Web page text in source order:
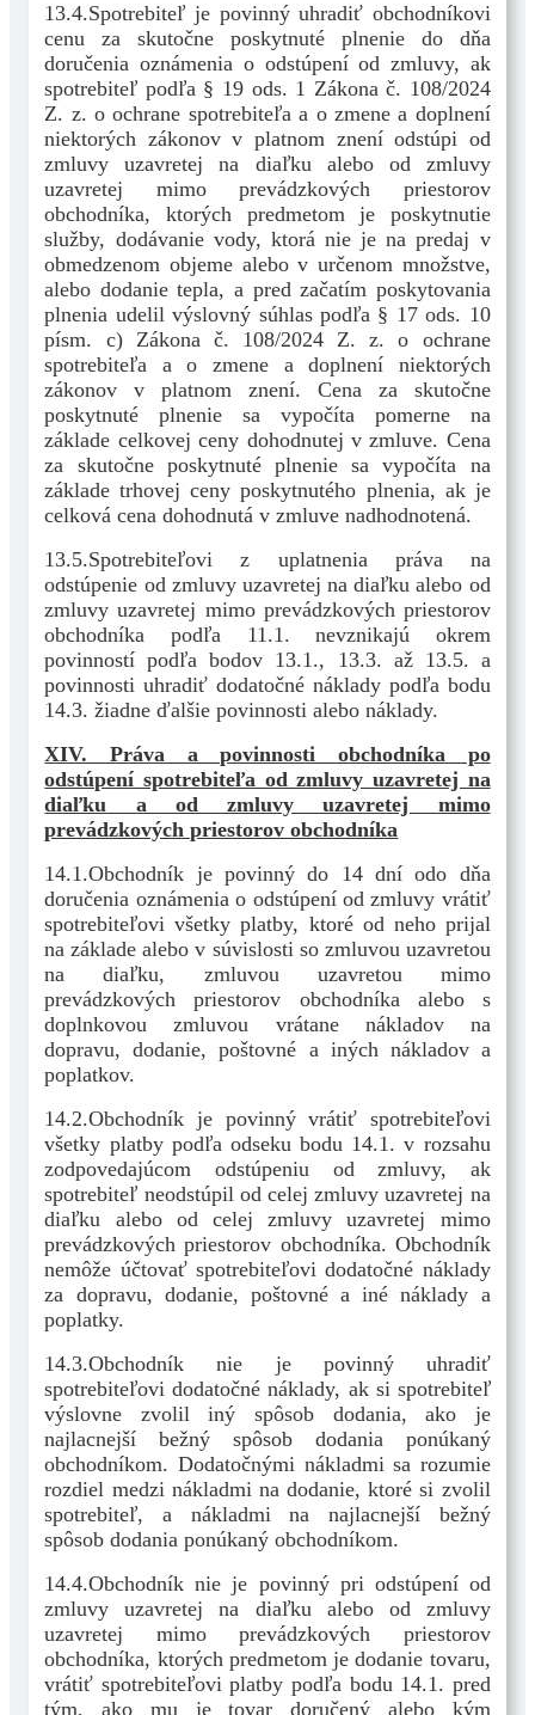
13.4.Spotrebiteľ je povinný uhradiť obchodníkovi
cenu za skutočne poskytnuté plnenie do dňa
doručenia oznámenia o odstúpení od zmluvy, ak
spotrebiteľ podľa § 19 ods. 1 Zákona č. 108/2024
Z. z. o ochrane spotrebiteľa a o zmene a doplnení
niektorých zákonov v platnom znení odstúpi od
zmluvy uzavretej na diaľku alebo od zmluvy
uzavretej mimo prevádzkových priestorov
obchodníka, ktorých predmetom je poskytnutie
služby, dodávanie vody, ktorá nie je na predaj v
obmedzenom objeme alebo v určenom množstve,
alebo dodanie tepla, a pred začatím poskytovania
plnenia udelil výslovný súhlas podľa § 17 ods. 10
písm. c) Zákona č. 108/2024 Z. z. o ochrane
spotrebiteľa a o zmene a doplnení niektorých
zákonov v platnom znení. Cena za skutočne
poskytnuté plnenie sa vypočíta pomerne na
základe celkovej ceny dohodnutej v zmluve. Cena
za skutočne poskytnuté plnenie sa vypočíta na
základe trhovej ceny poskytnutého plnenia, ak je
celková cena dohodnutá v zmluve nadhodnotená.
13.5.Spotrebiteľovi z uplatnenia práva na
odstúpenie od zmluvy uzavretej na diaľku alebo od
zmluvy uzavretej mimo prevádzkových priestorov
obchodníka podľa 11.1. nevznikajú okrem
povinností podľa bodov 13.1., 13.3. až 13.5. a
povinnosti uhradiť dodatočné náklady podľa bodu
14.3. žiadne ďalšie povinnosti alebo náklady.
XIV. Práva a povinnosti obchodníka po
odstúpení spotrebiteľa od zmluvy uzavretej na
diaľku a od zmluvy uzavretej mimo
prevádzkových priestorov obchodníka
14.1.Obchodník je povinný do 14 dní odo dňa
doručenia oznámenia o odstúpení od zmluvy vrátiť
spotrebiteľovi všetky platby, ktoré od neho prijal
na základe alebo v súvislosti so zmluvou uzavretou
na diaľku, zmluvou uzavretou mimo
prevádzkových priestorov obchodníka alebo s
doplnkovou zmluvou vrátane nákladov na
dopravu, dodanie, poštovné a iných nákladov a
poplatkov.
14.2.Obchodník je povinný vrátiť spotrebiteľovi
všetky platby podľa odseku bodu 14.1. v rozsahu
zodpovedajúcom odstúpeniu od zmluvy, ak
spotrebiteľ neodstúpil od celej zmluvy uzavretej na
diaľku alebo od celej zmluvy uzavretej mimo
prevádzkových priestorov obchodníka. Obchodník
nemôže účtovať spotrebiteľovi dodatočné náklady
za dopravu, dodanie, poštovné a iné náklady a
poplatky.
14.3.Obchodník nie je povinný uhradiť
spotrebiteľovi dodatočné náklady, ak si spotrebiteľ
výslovne zvolil iný spôsob dodania, ako je
najlacnejší bežný spôsob dodania ponúkaný
obchodníkom. Dodatočnými nákladmi sa rozumie
rozdiel medzi nákladmi na dodanie, ktoré si zvolil
spotrebiteľ, a nákladmi na najlacnejší bežný
spôsob dodania ponúkaný obchodníkom.
14.4.Obchodník nie je povinný pri odstúpení od
zmluvy uzavretej na diaľku alebo od zmluvy
uzavretej mimo prevádzkových priestorov
obchodníka, ktorých predmetom je dodanie tovaru,
vrátiť spotrebiteľovi platby podľa bodu 14.1. pred
tým, ako mu je tovar doručený alebo kým